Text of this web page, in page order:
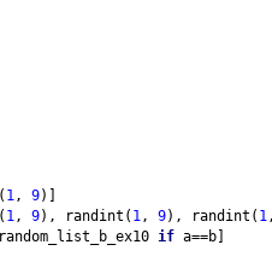
1, 9)]
1, 9), randint( 1, 9), randint( 1
random_list_b_ex10 if a==b]